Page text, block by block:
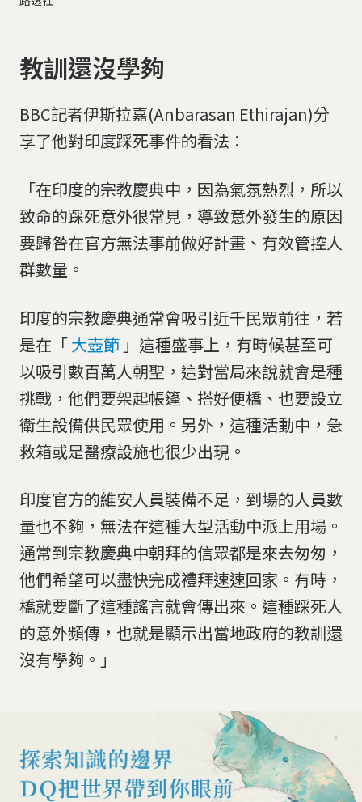
教訓還沒學夠
BBC記者伊斯拉嘉(Anbarasan Ethirajan)分
享了他對印度踩死事件的看法：
「在印度的宗教慶典中，因為氣氛熱烈，所以
致命的踩死意外很常見，導致意外發生的原因
要歸咎在官方無法事前做好計畫、有效管控人
群數量。
印度的宗教慶典通常會吸引近千民眾前往，若
是在「大壺節 」這種盛事上，有時候甚至可
以吸引數百萬人朝聖，這對當局來說就會是種
挑戰，他們要架起帳篷、搭好便橋、也要設立
衛生設備供民眾使用。另外，這種活動中，急
救箱或是醫療設施也很少出現。
印度官方的維安人員裝備不足，到場的人員數
量也不夠，無法在這種大型活動中派上用場。
通常到宗教慶典中朝拜的信眾都是來去匆匆，
他們希望可以盡快完成禮拜速速回家。有時，
橋就要斷了這種謠言就會傳出來。這種踩死人
的意外頻傳，也就是顯示出當地政府的教訓還
沒有學夠。」